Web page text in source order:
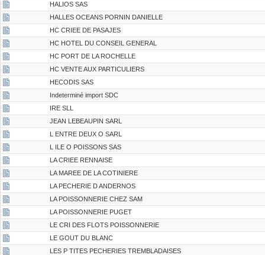
HALIOS SAS
HALLES OCEANS PORNIN DANIELLE
HC CRIEE DE PASAJES
HC HOTEL DU CONSEIL GENERAL
HC PORT DE LA ROCHELLE
HC VENTE AUX PARTICULIERS
HECODIS SAS
Indeterminé import SDC
IRE SLL
JEAN LEBEAUPIN SARL
L ENTRE DEUX O SARL
L ILE O POISSONS SAS
LA CRIEE RENNAISE
LA MAREE DE LA COTINIERE
LA PECHERIE D ANDERNOS
LA POISSONNERIE CHEZ SAM
LA POISSONNERIE PUGET
LE CRI DES FLOTS POISSONNERIE
LE GOUT DU BLANC
LES P TITES PECHERIES TREMBLADAISES